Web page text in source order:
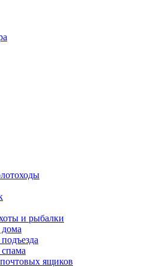
и рыбалки
ящиков